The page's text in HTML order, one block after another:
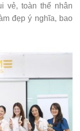
vẻ, toàn thể nhân
đẹp ý nghĩa, bao